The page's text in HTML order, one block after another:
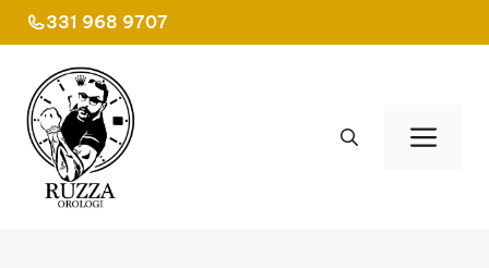
al
contenuto
331 968 9707